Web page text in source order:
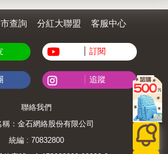
查詢 分紅大聯盟 客服中心
訂閱
追蹤
聯絡我們
稱：金石網絡股份有限公司
統編 : 70832800